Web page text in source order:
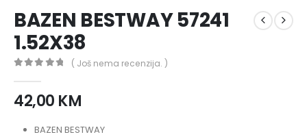
BAZEN BESTWAY 57241
1.52X38
( Još nema recenzija. )
42,00 KM
BAZEN BESTWAY